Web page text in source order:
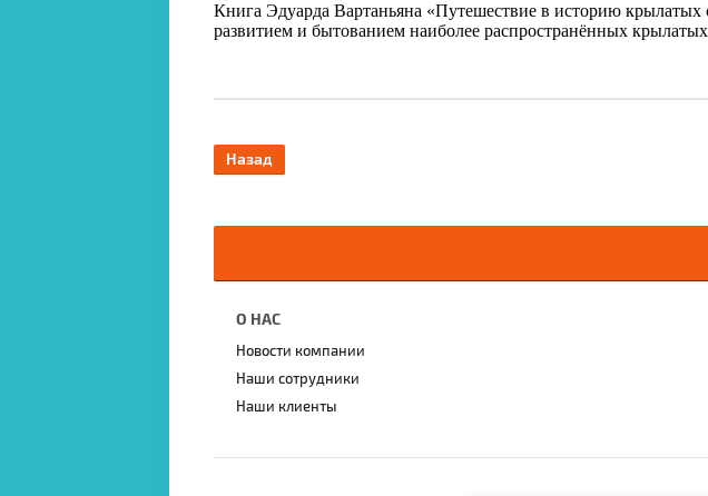
Книга Эдуарда Вартаньяна «Путешествие в историю
развитием и бытованием наиболее распространённых
Назад
О НАС
Новости компании
Наши сотрудники
Наши клиенты